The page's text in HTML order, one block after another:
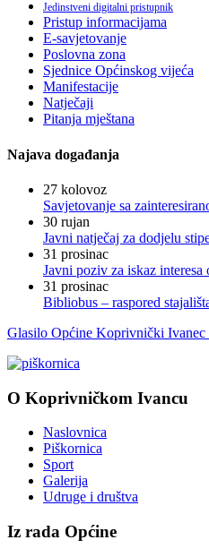
Jedinstveni digitalni pristupnik
Pristup informacijama
E-savjetovanje
Poslovna zona
Sjednice Općinskog vijeća
Manifestacije
Natječaji
Pitanja mještana
Najava događanja
27 kolovoz
Savjetovanje sa
30 rujan
Javni natječaj za dodjelu
31 prosinac
Javni poziv za iskaz
31 prosinac
Bibliobus – raspored
Glasilo Općine Koprivnički Ivanec
O Koprivničkom Ivancu
Naslovnica
Piškornica
Sport
Galerija
Udruge i društva
Iz rada Općine